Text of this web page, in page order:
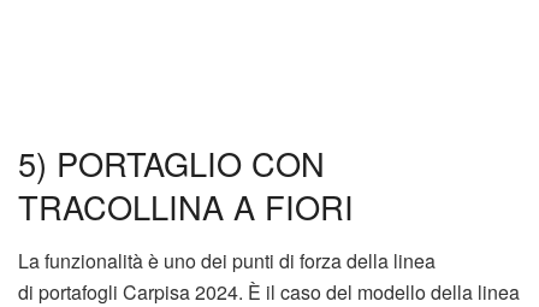
5) PORTAGLIO CON
TRACOLLINA A FIORI
La funzionalità è uno dei punti di forza della linea
di portafogli Carpisa 2024. È il caso del modello della linea